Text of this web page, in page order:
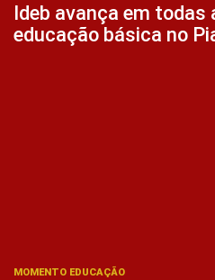
Ideb avança em todas
educação básica no
MOMENTO EDUCAÇÃO